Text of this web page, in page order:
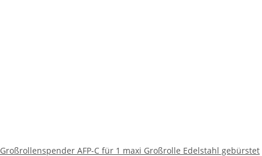
Großrollenspender AFP-C für 1 maxi Großrolle Edelstahl gebürstet